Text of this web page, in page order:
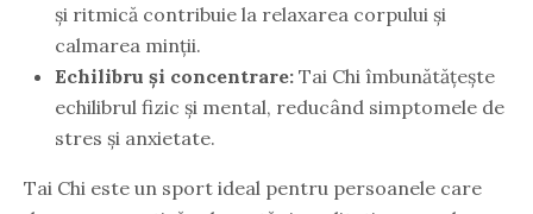
și ritmică contribuie la relaxarea corpului și
calmarea minții.
Echilibru și concentrare: Tai Chi îmbunătățește
echilibrul fizic și mental, reducând simptomele de
stres și anxietate.
Tai Chi este un sport ideal pentru persoanele care